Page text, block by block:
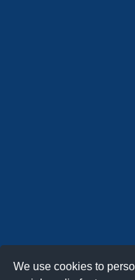
We use cookies to